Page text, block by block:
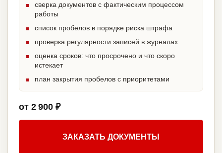
сверка документов с фактическим процессом
работы
список пробелов в порядке риска штрафа
проверка регулярности записей в журналах
оценка сроков: что просрочено и что скоро
истекает
план закрытия пробелов с приоритетами
от 2 900 ₽
ЗАКАЗАТЬ ДОКУМЕНТЫ